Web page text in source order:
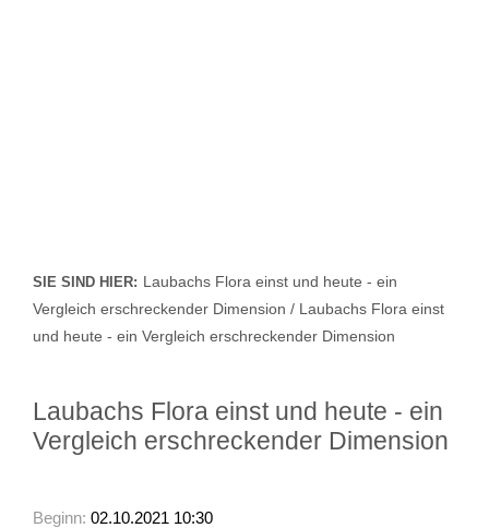
SIE SIND HIER: Laubachs Flora einst und heute - ein
Vergleich erschreckender Dimension / Laubachs Flora einst
und heute - ein Vergleich erschreckender Dimension
Laubachs Flora einst und heute - ein
Vergleich erschreckender Dimension
Beginn: 02.10.2021 10:30